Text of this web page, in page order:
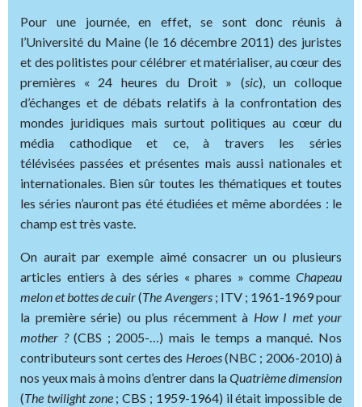
Pour une journée, en effet, se sont donc réunis à
l’Université du Maine (le 16 décembre 2011) des juristes
et des politistes pour célébrer et matérialiser, au cœur des
premières « 24 heures du Droit » (sic), un colloque
d’échanges et de débats relatifs à la confrontation des
mondes juridiques mais surtout politiques au cœur du
média cathodique et ce, à travers les séries
télévisées passées et présentes mais aussi nationales et
internationales. Bien sûr toutes les thématiques et toutes
les séries n’auront pas été étudiées et même abordées : le
champ est très vaste.
On aurait par exemple aimé consacrer un ou plusieurs
articles entiers à des séries « phares » comme Chapeau
melon et bottes de cuir(The Avengers ; ITV ; 1961-1969 pour
la première série) ou plus récemment à How I met your
mother ?(CBS ; 2005-…) mais le temps a manqué. Nos
contributeurs sont certes des Heroes(NBC ; 2006-2010) à
nos yeux mais à moins d’entrer dans laQuatrième dimension
(The twilight zone ; CBS ; 1959-1964) il était impossible de